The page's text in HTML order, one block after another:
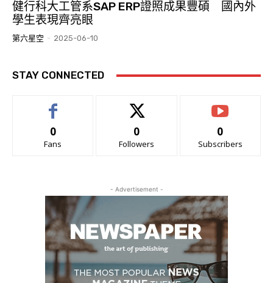
健行科大工管系SAP ERP證照成果豐碩 國內外
學生表現齊亮眼
第六星空 - 2025-06-10
STAY CONNECTED
0
Fans
0
Followers
0
Subscribers
- Advertisement -